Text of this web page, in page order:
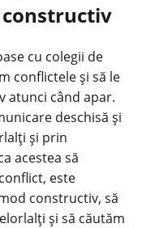
cu colegii de
conflictele și să le
atunci când apar.
deschisă și
și prin
acestea să
este
constructiv, să
și să căutăm